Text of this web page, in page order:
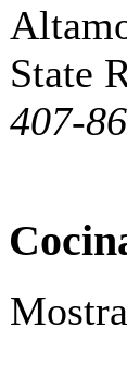
State
407-